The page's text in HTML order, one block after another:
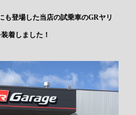
も登場した当店の試乗車のGRヤリ
装着しました！